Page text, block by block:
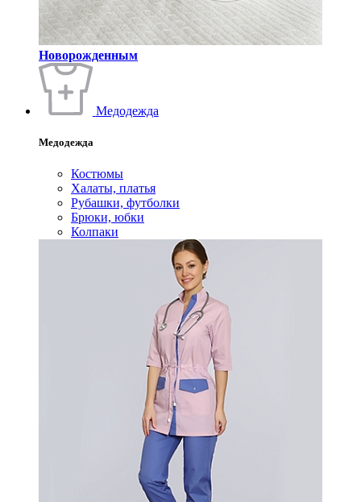
Новорожденным
Медодежда
Медодежда
Костюмы
Халаты, платья
Рубашки, футболки
Брюки, юбки
Колпаки